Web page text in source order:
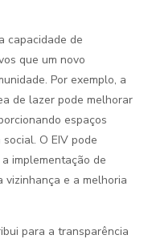
capacidade de
que um novo
Por exemplo, a
de lazer pode melhorar
espaços
O EIV pode
implementação de
vizinhança e a melhoria
para a transparência